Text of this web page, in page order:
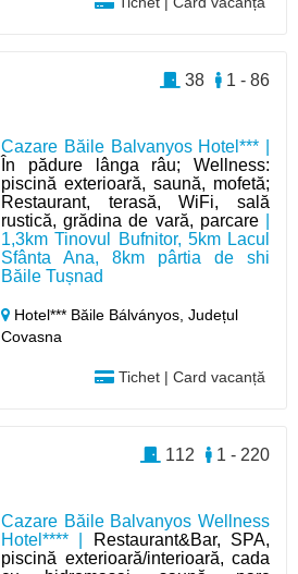
Cazare Băile Balvanyos Hotel*** |
În pădure lânga râu; Wellness:
piscină exterioară, saună, mofetă;
Restaurant, terasă, WiFi, sală
rustică, grădina de vară, parcare|
1,3km Tinovul Bufnitor, 5km Lacul
Sfânta Ana, 8km pârtia de shi
Băile Tușnad
Hotel*** Băile Bálványos,Județul
Covasna
Tichet | Card vacanță
1 - 86
38
Cazare Băile Balvanyos Wellness
Hotel**** |
Restaurant&Bar, SPA,
piscină exterioară/interioară, cada
1 - 220
112